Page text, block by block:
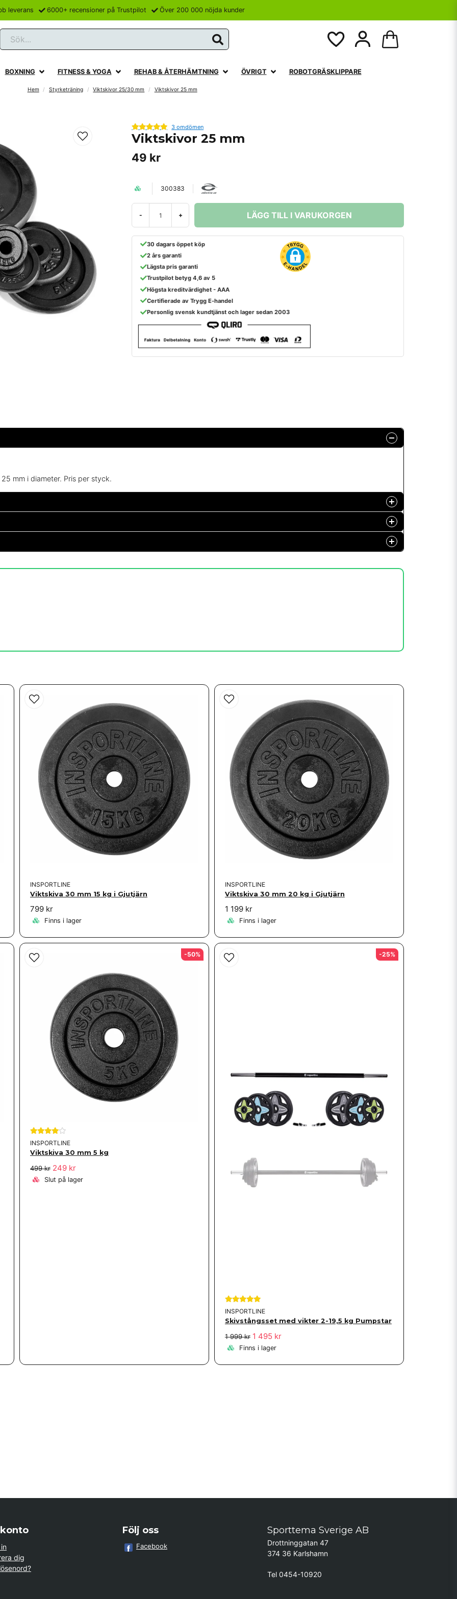
leverans 6000+ recensioner på Trustpilot Över 200 000 nöjda kunder
Sök...
BOXNING FITNESS & YOGA REHAB & ÅTERHÄMTNING ÖVRIGT ROBOTGRÄSKLIPPARE
Hem Styrketräning Viktskivor 25/30 mm Viktskivor 25 mm
3 omdömen
Viktskivor 25 mm
49 kr
300383
- + LÄGG TILL I VARUKORGEN
30 dagars öppet köp
2 års garanti
Lägsta pris garanti
Trustpilot betyg 4,6 av 5
Högsta kreditvärdighet - AAA
Certifierade av Trygg E-handel
Personlig svensk kundtjänst och lager sedan 2003
mm i diameter. Pris per styck.
Skicka fråga
INSPORTLINE
Viktskiva 30 mm 15 kg i Gjutjärn
799 kr
Finns i lager
INSPORTLINE
Viktskiva 30 mm 20 kg i Gjutjärn
1 199 kr
Finns i lager
INSPORTLINE
Viktskiva 30 mm 5 kg
499 kr 249 kr
Slut på lager
-50%
INSPORTLINE
Skivstångsset med vikter 2-19,5 kg Pumpstar
1 999 kr 1 495 kr
Finns i lager
-25%
dig
Följ oss
Facebook
Sporttema Sverige AB
Drottninggatan 47
374 36 Karlshamn
Tel 0454-10920